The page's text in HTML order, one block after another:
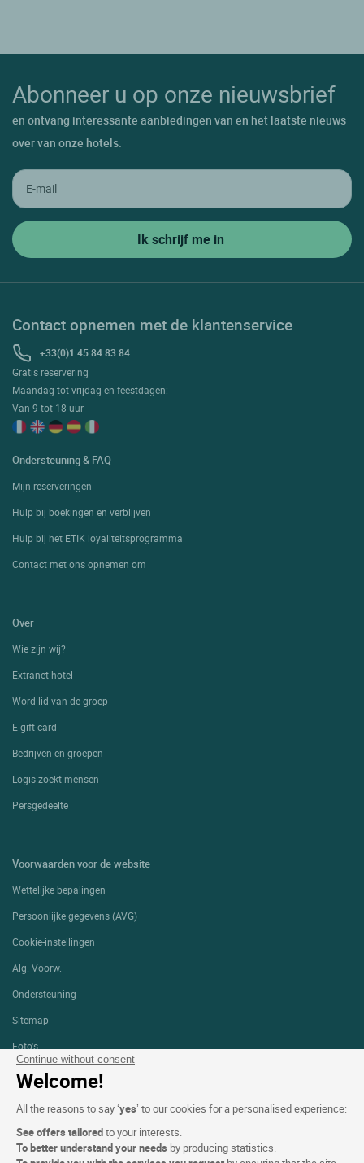
Continue without consent
Welcome!
All the reasons to say ‘yes’ to our cookies for a personalised experience:
See offers tailoredto your interests.
To better understand your needs by producing statistics.
Abonneer u op onze nieuwsbrief
en ontvang interessante aanbiedingen van en het laatste nieuws
over van onze hotels.
Contact opnemen met de klantenservice
+33(0)1 45 84 83 84
Gratis reservering
Maandag tot vrijdag en feestdagen:
Van 9 tot 18 uur
Ondersteuning & FAQ
Mijn reserveringen
Hulp bij boekingen en verblijven
Hulp bij het ETIK loyaliteitsprogramma
Contact met ons opnemen om
Over
Wie zijn wij?
Extranet hotel
Word lid van de groep
E-gift card
Bedrijven en groepen
Logis zoekt mensen
Persgedeelte
Voorwaarden voor de website
Wettelijke bepalingen
Persoonlijke gegevens (AVG)
Cookie-instellingen
Alg. Voorw.
Ondersteuning
Sitemap
Foto's
VOLG ONS